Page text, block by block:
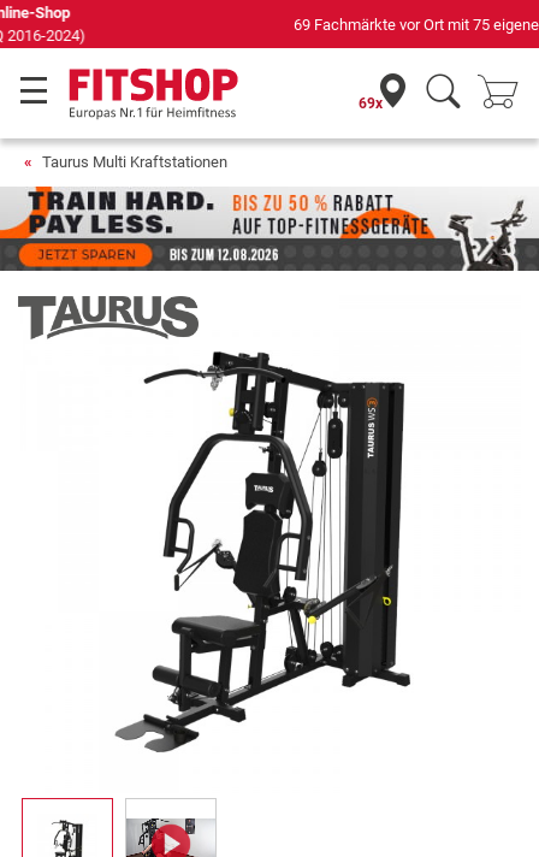
69 Fachmärkte vor Ort mit 75 eigenen Servicetechnikern
69x
Taurus Multi Kraftstationen